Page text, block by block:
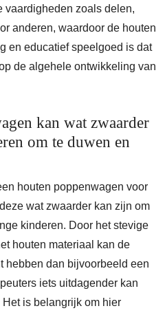
vaardigheden zoals delen,
anderen, waardoor de houten
en educatief speelgoed is dat
de algehele ontwikkeling van
kan wat zwaarder
om te duwen en
houten poppenwagen voor
wat zwaarder kan zijn om
kinderen. Door het stevige
houten materiaal kan de
hebben dan bijvoorbeeld een
iets uitdagender kan
is belangrijk om hier